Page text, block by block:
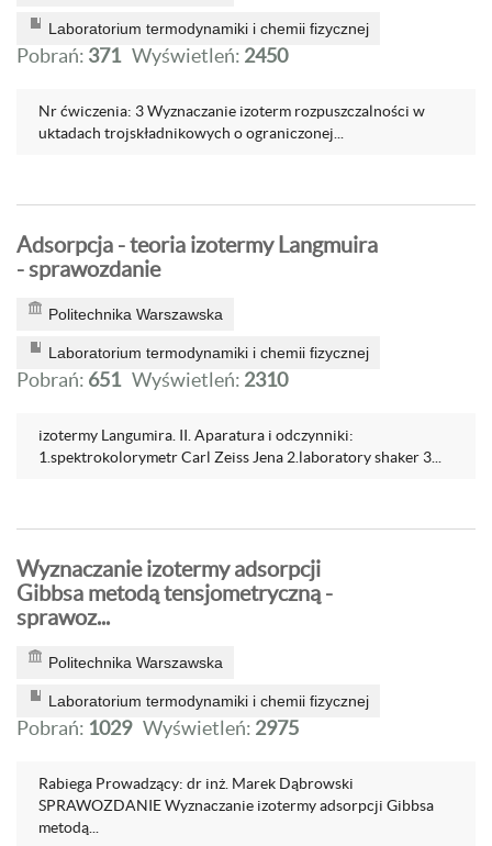
Laboratorium termodynamiki i chemii fizycznej
Pobrań: 371 Wyświetleń: 2450
Nr ćwiczenia: 3 Wyznaczanie izoterm rozpuszczalności w
uktadach trojskładnikowych o ograniczonej...
Adsorpcja - teoria izotermy Langmuira
- sprawozdanie
Politechnika Warszawska
Laboratorium termodynamiki i chemii fizycznej
Pobrań: 651 Wyświetleń: 2310
izotermy Langumira. II. Aparatura i odczynniki:
1.spektrokolorymetr Carl Zeiss Jena 2.laboratory shaker 3...
Wyznaczanie izotermy adsorpcji
Gibbsa metodą tensjometryczną -
sprawoz...
Politechnika Warszawska
Laboratorium termodynamiki i chemii fizycznej
Pobrań: 1029 Wyświetleń: 2975
Rabiega Prowadzący: dr inż. Marek Dąbrowski
SPRAWOZDANIE Wyznaczanie izotermy adsorpcji Gibbsa
metodą...